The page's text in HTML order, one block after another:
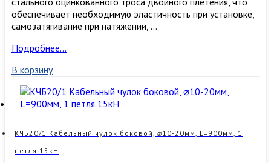
обеспечивает необходимую эластичность при установке,
самозатягивание при натяжении, …
КЧС20/1
чулок
стандартный,
⌀10-
20мм,
1
15кН
Подробнее…
В корзину
КЧБ20/1 Кабельный чулок боковой, ⌀10-20мм, L=900мм, 1
петля 15кН